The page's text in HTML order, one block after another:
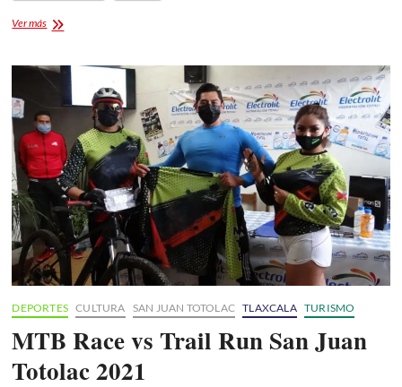
Ver másResultados
VS
Trail
San
Juan
Totolac
2021
DEPORTES CULTURA SAN JUAN TOTOLAC TLAXCALA TURISMO
MTB Race vs Trail Run San Juan
Totolac 2021